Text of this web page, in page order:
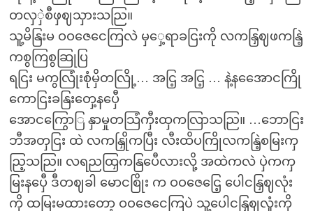
တလှှဲစီဖှဈသှားသညြ။
သူ့မိနြးမ ဝဝဇေငေကြလဲ မှှေ့ရာခငြးကို လကနြှဈဖကနြဲ့
ကစွကြစွဆြုပြ
ရငြး မကွလြုံးစုံမှိတလြို့… အငြ့ အငြ့ … နဲ့နအေောငကြို
ကောငြးခနြးတှေ့နပှေီ
အောငကြွောြ နှာမှုတသြံကှီးထှကလြာသညြ။ …ဘောငြး
ဘီအတှငြး ထဲ လကနြှိုကပြီး လီးထိပကြိုလကနြဲ့စမြးကှ
ညြ့သညြ။ လရညထြှကနြပေီလားလို့ အထဲကလဲ ပှဲကကှ
မြးနပှေီ ဒီတဈခါ မောငစြိုး က ဝဝဇေငြေ့ ပေါငနြှဈလုံး
ကို ထမြးမထားတော့ ဝဝဇေငေကြပဲ သူ့ပေါငနြှဈလူံးကို